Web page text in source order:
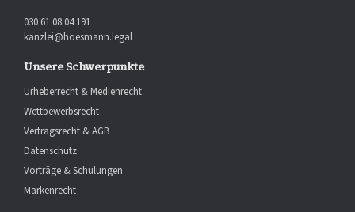
030 61 08 04 191
kanzlei@hoesmann.legal
Unsere Schwerpunkte
Urheberrecht & Medienrecht
Wettbewerbsrecht
Vertragsrecht & AGB
Datenschutz
Vorträge & Schulungen
Markenrecht